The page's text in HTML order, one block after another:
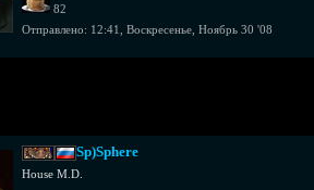
82
Отправлено: 12:41, Воскресенье, Ноябрь 30 '08
Sp)Sphere
House M.D.